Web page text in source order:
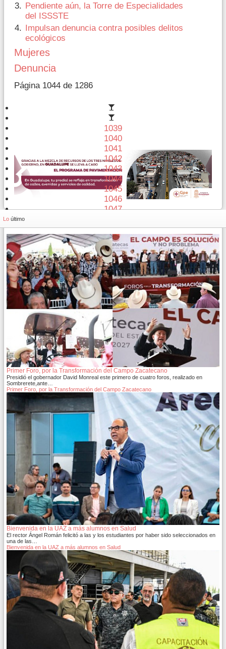
Pendiente aún, la Torre de Especialidades
del ISSSTE
Impulsan denuncia contra posibles delitos
ecológicos
Mujeres
Denuncia
Página 1044 de 1286
1039
1040
1041
1042
1043
1044
1045
1046
1047
Lo último
Primer Foro, por la Transformación del Campo Zacatecano
Presidió el gobernador David Monreal este primero de cuatro foros, realizado en
Sombrerete,ante…
Primer Foro, por la Transformación del Campo Zacatecano
Bienvenida en la UAZ a más alumnos en Salud
El rector Ángel Román felicitó a las y los estudiantes por haber sido seleccionados en
una de las…
Bienvenida en la UAZ a más alumnos en Salud